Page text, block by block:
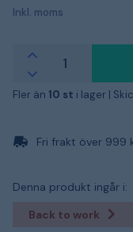
Inkl. moms
Fler än 10 st i lager |
Fri frakt över 999
Denna produkt ingår i:
Back to work